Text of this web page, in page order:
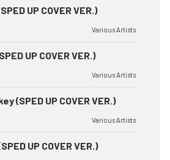
UP COVER VER.)
Various Artists
UP COVER VER.)
Various Artists
(SPED UP COVER VER.)
Various Artists
UP COVER VER.)